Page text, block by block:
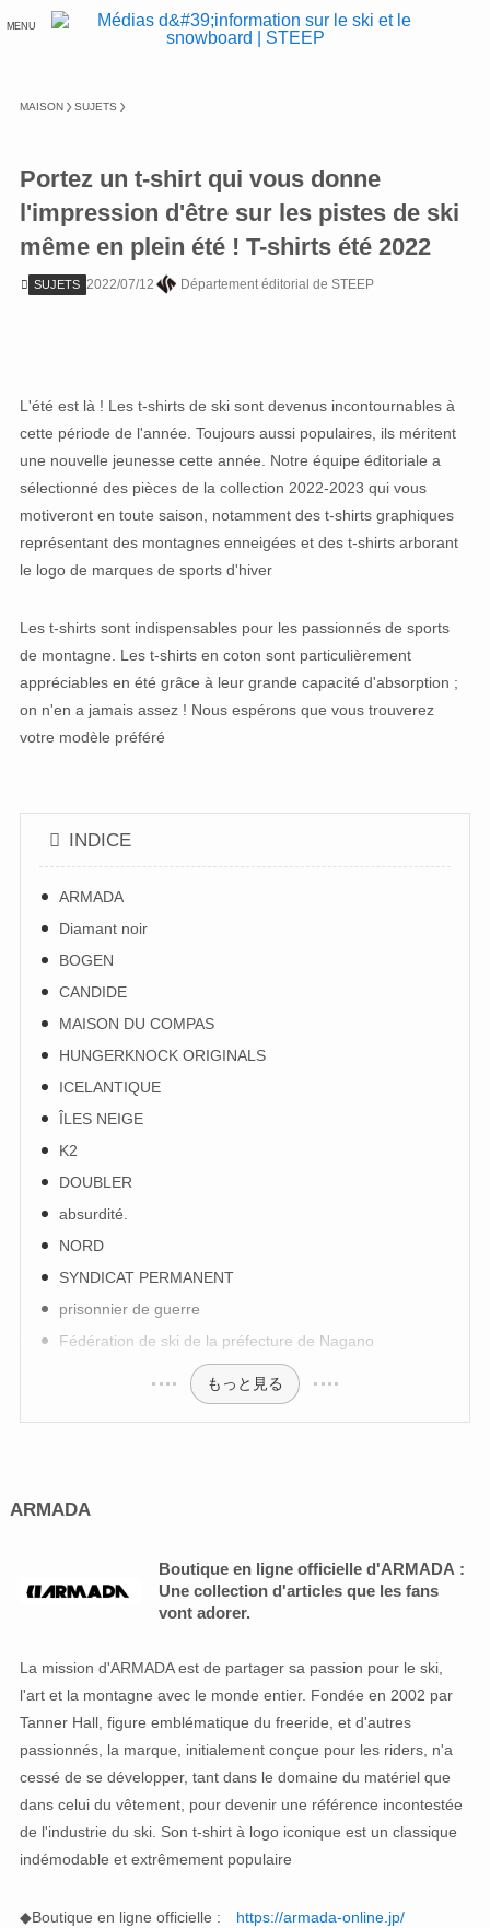
MENU
MAISON SUJETS
Portez un t-shirt qui vous donne
l'impression d'être sur les pistes de ski
même en plein été ! T-shirts été 2022
SUJETS 2022/07/12 Département éditorial de STEEP
L'été est là ! Les t-shirts de ski sont devenus incontournables à
cette période de l'année. Toujours aussi populaires, ils méritent
une nouvelle jeunesse cette année. Notre équipe éditoriale a
sélectionné des pièces de la collection 2022-2023 qui vous
motiveront en toute saison, notamment des t-shirts graphiques
représentant des montagnes enneigées et des t-shirts arborant
le logo de marques de sports d'hiver
Les t-shirts sont indispensables pour les passionnés de sports
de montagne. Les t-shirts en coton sont particulièrement
appréciables en été grâce à leur grande capacité d'absorption ;
on n'en a jamais assez ! Nous espérons que vous trouverez
votre modèle préféré
INDICE
ARMADA
Diamant noir
BOGEN
CANDIDE
MAISON DU COMPAS
HUNGERKNOCK ORIGINALS
ICELANTIQUE
ÎLES NEIGE
K2
DOUBLER
absurdité.
NORD
SYNDICAT PERMANENT
prisonnier de guerre
Fédération de ski de la préfecture de Nagano
もっと見る
ARMADA
Boutique en ligne officielle d'ARMADA :
Une collection d'articles que les fans
vont adorer.
La mission d'ARMADA est de partager sa passion pour le ski,
l'art et la montagne avec le monde entier. Fondée en 2002 par
Tanner Hall, figure emblématique du freeride, et d'autres
passionnés, la marque, initialement conçue pour les riders, n'a
cessé de se développer, tant dans le domaine du matériel que
dans celui du vêtement, pour devenir une référence incontestée
de l'industrie du ski. Son t-shirt à logo iconique est un classique
indémodable et extrêmement populaire
◆Boutique en ligne officielle : https://armada-online.jp/